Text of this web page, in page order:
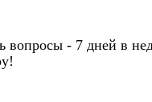
вопросы - 7 дней в